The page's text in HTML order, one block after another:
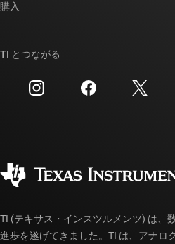
投資家向け情報
製造
クロスリファレンス検索
カスタマー・サポート・センター
myTI アカウントの FAQ
購入
ご注文に関する FAQ
TI とつながる
TI (テキサス・インスツルメンツ) は、
進歩を遂げてきました。TI は、アナロ